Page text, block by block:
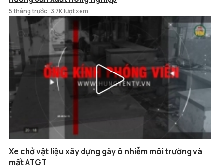
5 tháng trước 3.7K lượt xem
Xe chở vật liệu xây dựng gây ô nhiễm môi trường và
mất ATGT